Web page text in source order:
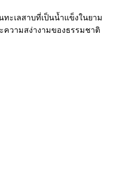
ะเลสาบที่เป็นน้ำแข็งในยาม
ความสง่างามของธรรมชาติ